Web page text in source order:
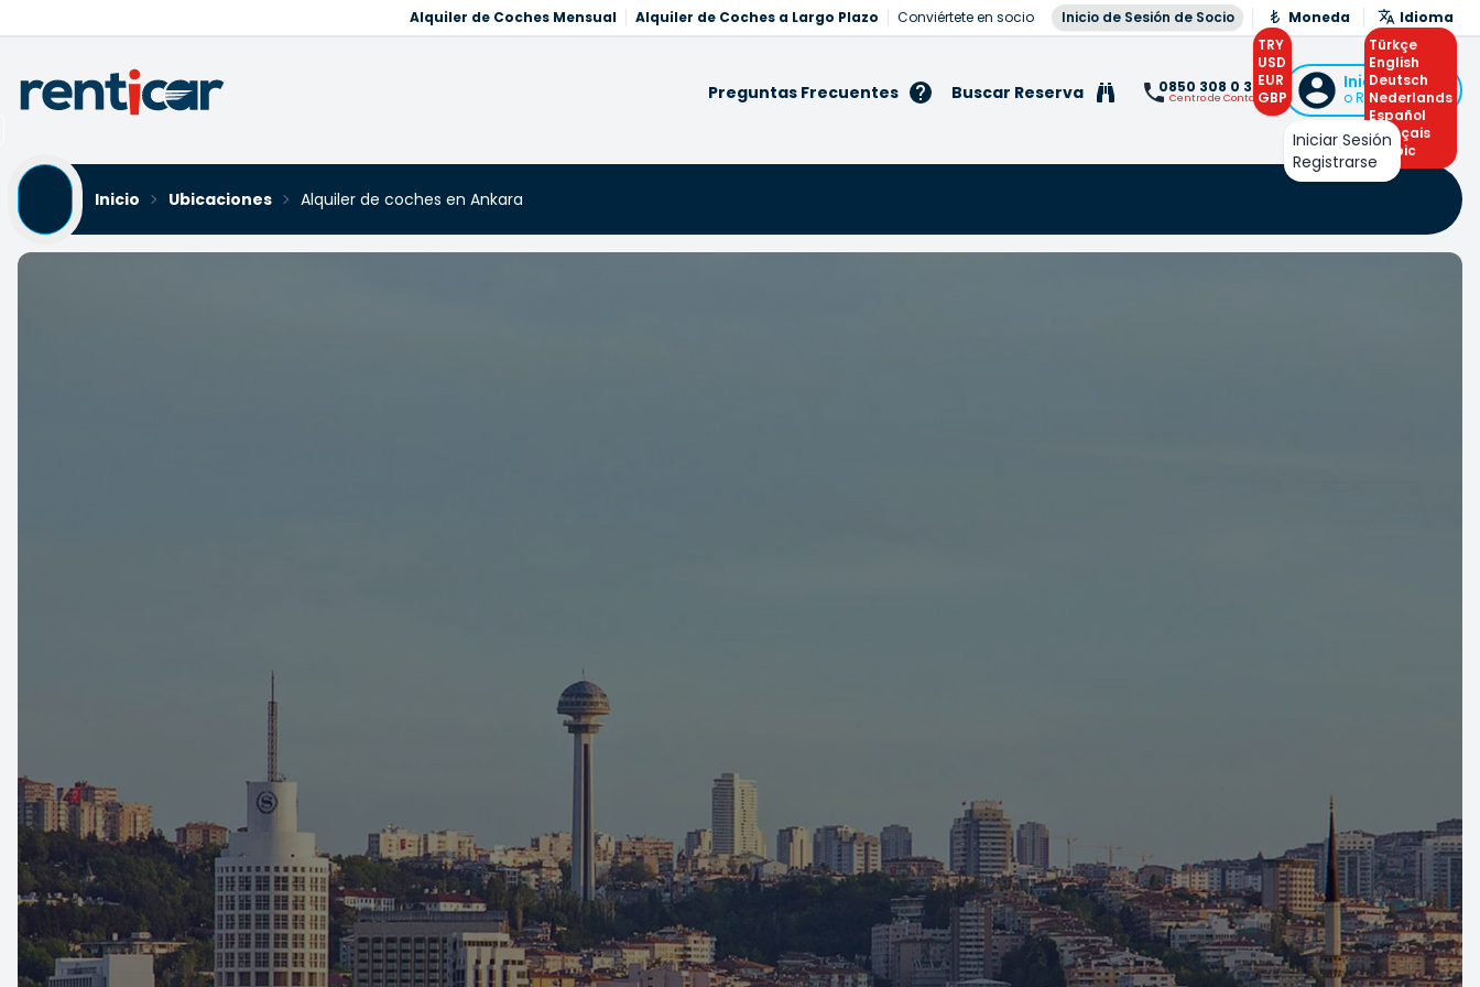
Alquiler de Coches Mensual Alquiler de Coches a Largo Plazo Conviértete en socio Inicio de Sesión de Socio
Moneda
TRY
USD
EUR
GBP
Idioma
Türkçe
English
Deutsch
Nederlands
Español
Français
Arabic
Preguntas Frecuentes Buscar Reserva 0850 308 0 308
Centro de Contacto
Iniciar Sesión
o Registrarse
Iniciar Sesión
Registrarse
Inicio
Ubicaciones Alquiler de coches en Ankara